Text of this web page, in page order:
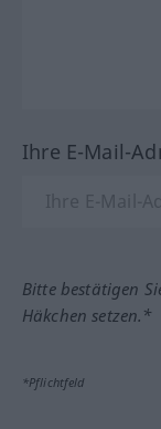
Ihre E-Mail-
Bitte bestätigen
Häkchen setzen.*
*Pflichtfeld